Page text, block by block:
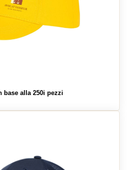
base alla 250i pezzi